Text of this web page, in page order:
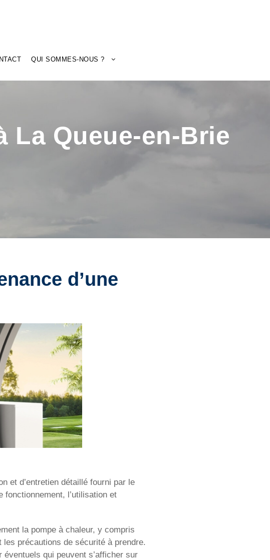
QUI SOMMES-NOUS ?
La Queue-en-Brie
d’une
et d’entretien détaillé fourni par le
l’utilisation et
la pompe à chaleur, y compris
précautions de sécurité à prendre.
qui peuvent s’afficher sur